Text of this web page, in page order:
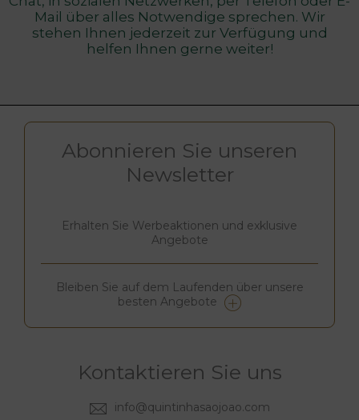
Mail über alles Notwendige sprechen. Wir
stehen Ihnen jederzeit zur Verfügung und
helfen Ihnen gerne weiter!
Abonnieren Sie unseren
Newsletter
Erhalten Sie Werbeaktionen und exklusive
Angebote
Bleiben Sie auf dem Laufenden über unsere
besten Angebote
Kontaktieren Sie uns
info@quintinhasaojoao.com